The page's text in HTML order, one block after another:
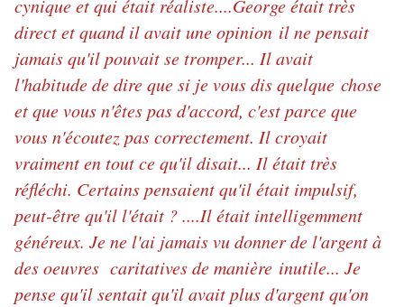
cynique et qui était réaliste....George était très
direct et quand il avait une opinion il ne pensait
jamais qu'il pouvait se tromper... Il avait
l'habitude de dire que si je vous dis quelque chose
et que vous n'êtes pas d'accord, c'est parce que
vous n'écoutez pas correctement. Il croyait
vraiment en tout ce qu'il disait... Il était très
réfléchi. Certains pensaient qu'il était impulsif,
peut-être qu'il l'était ? ....Il était intelligemment
généreux. Je ne l'ai jamais vu donner de l'argent à
des oeuvres caritatives de manière inutile... Je
pense qu'il sentait qu'il avait plus d'argent qu'on